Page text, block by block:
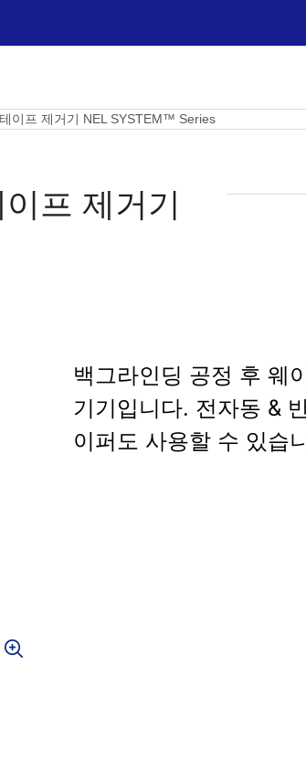
이프 제거기 NEL SYSTEM™ Series
프 제거기
백그라인딩 공정 후 웨
기기입니다. 전자동 &
이퍼도 사용할 수 있습